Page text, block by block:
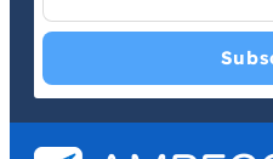
I have read and agree with
Conditions.*